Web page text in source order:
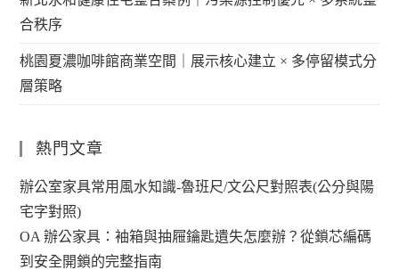
合秩序
桃園夏濃咖啡館商業空間｜展示核心建立 × 多停留模式分
層策略
熱門文章
辦公室家具常用風水知識-魯班尺/文公尺對照表(公分與陽
宅字對照)
OA 辦公家具：袖箱與抽屜鑰匙遺失怎麼辦？從鎖芯編碼
到安全開鎖的完整指南